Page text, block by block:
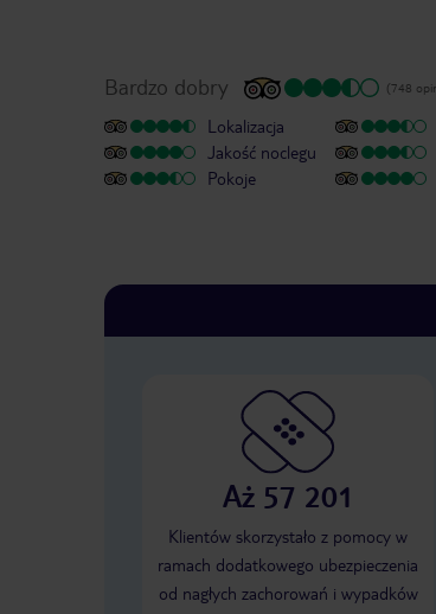
Bardzo dobry (748
Lokalizacja
Jakość noclegu
Pokoje
Aż 57 201
Klientów skorzystało z pomocy w
ramach dodatkowego ubezpieczenia
od nagłych zachorowań i wypadków